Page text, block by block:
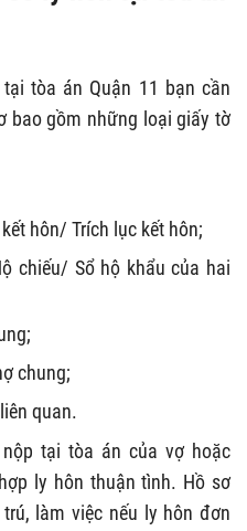
tòa án Quận 11 bạn cần
bao gồm những loại giấy tờ
hôn/ Trích lục kết hôn;
chiếu/ Sổ hộ khẩu của hai
chung;
quan.
tại tòa án của vợ hoặc
ly hôn thuận tình. Hồ sơ
làm việc nếu ly hôn đơn